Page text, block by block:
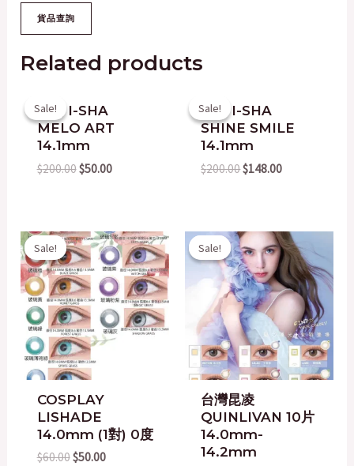
Related products
Sale!
OUT OF STOCK
Sale!
韓國 I-SHA
MELO ART
14.1mm
$200.00
price
was:
$200.00.
$50.00
is:
Sale!
Sale!
韓國 I-SHA
SHINE SMILE
14.1mm
$200.00
price
was:
$200.00.
$148.00
is:
Sale!
Sale!
COSPLAY
LISHADE
14.0mm (1對) 0度
$60.00
Original
price
was:
$60.00.
$50.00
Current
price
is:
$50.00.
Sale!
Sale!
台灣昆凌
QUINLIVAN 10片
14.0mm-
14.2mm
Original
price
was:
$158.00.
Current
price
is:
$100.00.